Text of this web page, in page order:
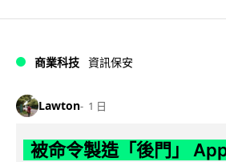
商業科技 資訊保安
Lawton 1 日
被命令製造「後門」